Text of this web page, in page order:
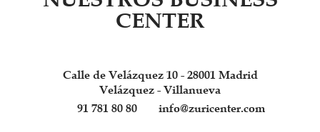
CENTER
Calle de Velázquez 10 - 28001 Madrid
Velázquez - Villanueva
91 781 80 80
info@zuricenter.com